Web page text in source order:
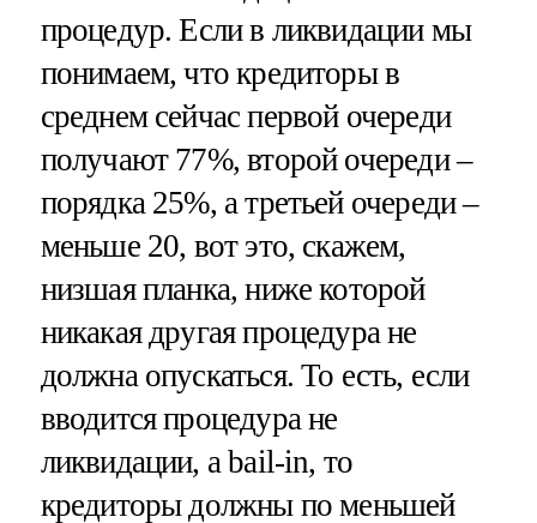
процедур. Если в ликвидации мы
понимаем, что кредиторы в
среднем сейчас первой очереди
получают 77%, второй очереди –
порядка 25%, а третьей очереди –
меньше 20, вот это, скажем,
низшая планка, ниже которой
никакая другая процедура не
должна опускаться. То есть, если
вводится процедура не
ликвидации, а bail-in, то
кредиторы должны по меньшей